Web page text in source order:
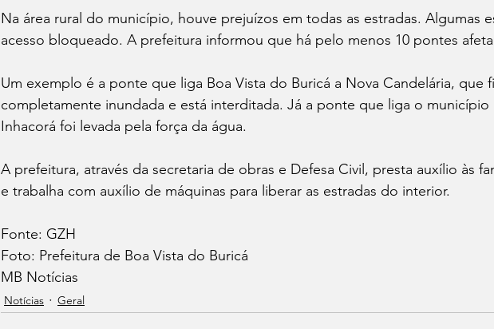
Na área rural do município, houve prejuízos em todas as estradas. Algumas
acesso bloqueado. A prefeitura informou que há pelo menos 10 pontes
Um exemplo é a ponte que liga Boa Vista do Buricá a Nova Candelária, que
completamente inundada e está interditada. Já a ponte que liga o
Inhacorá foi levada pela força da água.
A prefeitura, através da secretaria de obras e Defesa Civil, presta auxílio às
e trabalha com auxílio de máquinas para liberar as estradas do interior.
Fonte: GZH
Foto: Prefeitura de Boa Vista do Buricá
MB Notícias
Notícias Geral